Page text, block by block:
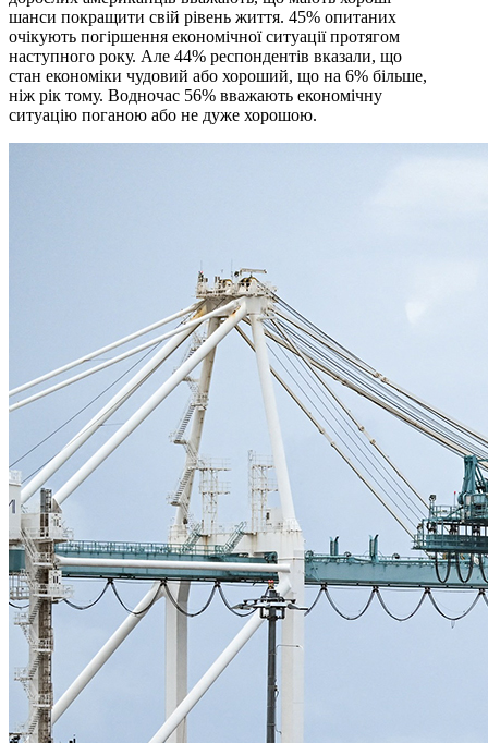
шанси покращити свій рівень життя. 45% опитаних
очікують погіршення економічної ситуації протягом
наступного року. Але 44% респондентів вказали, що
стан економіки чудовий або хороший, що на 6% більше,
ніж рік тому. Водночас 56% вважають економічну
ситуацію поганою або не дуже хорошою.